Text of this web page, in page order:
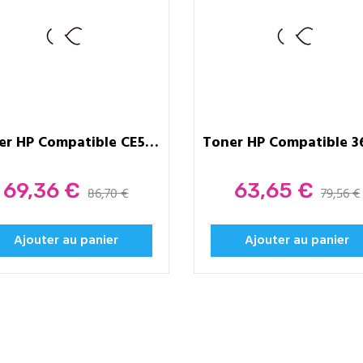
Toner HP Compatible CE505A / 05A...
Prix
69,36 € 86,70 €
Ajouter au panier
Prix
63,65 € 79,56 €
Ajouter au panier